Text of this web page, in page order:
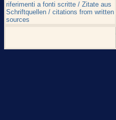
riferimenti a fonti scritte / Zitate aus
Schriftquellen / citations from written
sources